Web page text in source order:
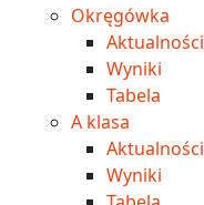
Okręgówka
Aktualności
Wyniki
Tabela
A klasa
Aktualności
Wyniki